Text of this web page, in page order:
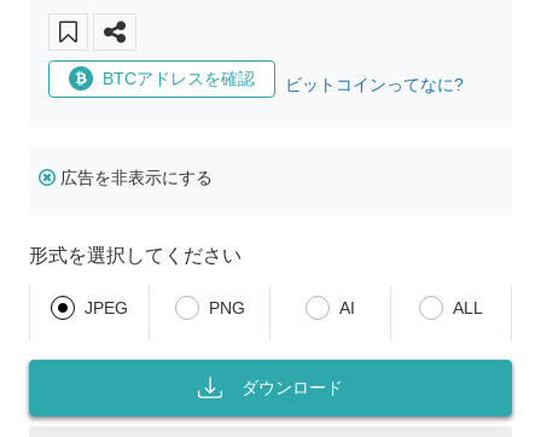
BTCアドレスを確認 ビットコインってなに?
広告を非表示にする
形式を選択してください
JPEG PNG AI ALL
ダウンロード